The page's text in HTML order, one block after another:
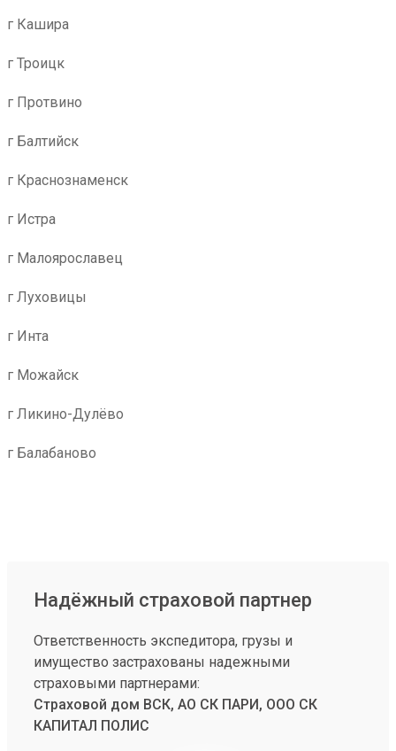
г Кашира
г Троицк
г Протвино
г Балтийск
г Краснознаменск
г Истра
г Малоярославец
г Луховицы
г Инта
г Можайск
г Ликино-Дулёво
г Балабаново
Надёжный страховой партнер
Ответственность экспедитора, грузы и
имущество застрахованы надежными
страховыми партнерами:
Страховой дом ВСК, АО СК ПАРИ, ООО СК
КАПИТАЛ ПОЛИС